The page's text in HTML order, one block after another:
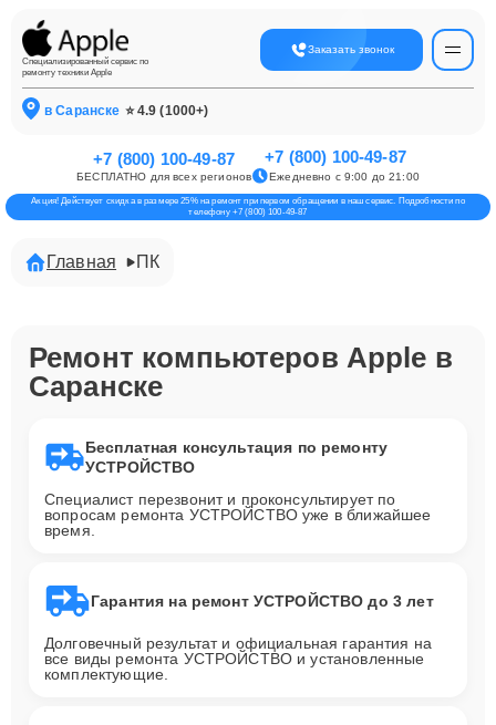
Специализированный сервис по
ремонту техники Apple
Заказать звонок
в Саранске ⭐ 4.9 (1000+)
+7 (800) 100-49-87
БЕСПЛАТНО для всех регионов
+7 (800) 100-49-87
Ежедневно с 9:00 до 21:00
Акция! Действует скидка в размере 25% на ремонт при первом обращении в наш сервис. Подробности по
телефону +7 (800) 100-49-87
Главная ПК
Ремонт компьютеров Apple в
Саранске
Бесплатная консультация по ремонту
УСТРОЙСТВО
Специалист перезвонит и проконсультирует по
вопросам ремонта УСТРОЙСТВО уже в ближайшее
время.
Гарантия на ремонт УСТРОЙСТВО до 3 лет
Долговечный результат и официальная гарантия на
все виды ремонта УСТРОЙСТВО и установленные
комплектующие.